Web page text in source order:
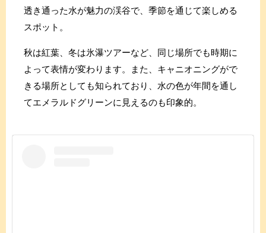
透き通った水が魅力の渓谷で、季節を通じて楽しめる
スポット。
秋は紅葉、冬は氷瀑ツアーなど、同じ場所でも時期に
よって表情が変わります。また、キャニオニングがで
きる場所としても知られており、水の色が年間を通し
てエメラルドグリーンに見えるのも印象的。